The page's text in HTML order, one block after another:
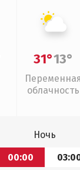
31°13°
Переменная
облачность
Ночь
00:00